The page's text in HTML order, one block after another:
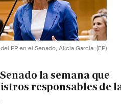
PP en el Senado, Alicia García. (EP)
la semana que
responsables de